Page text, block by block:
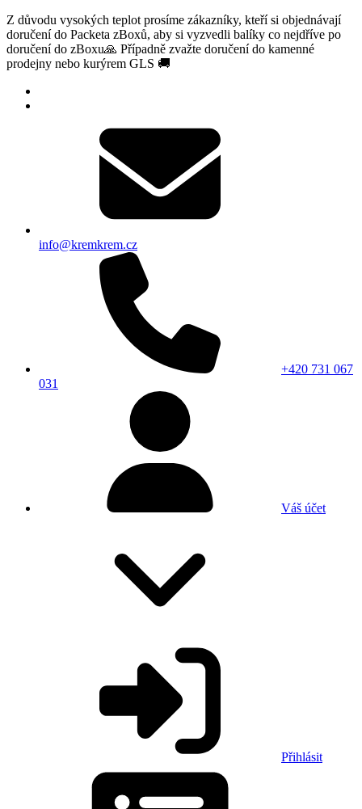
Z důvodu vysokých teplot prosíme zákazníky, kteří si objednávají
doručení do Packeta zBoxů, aby si vyzvedli balíky co nejdříve po
doručení do zBoxu🙏 Případně zvažte doručení do kamenné
prodejny nebo kurýrem GLS 🚚
info@kremkrem.cz
+420 731 067
031
Váš účet
Přihlásit